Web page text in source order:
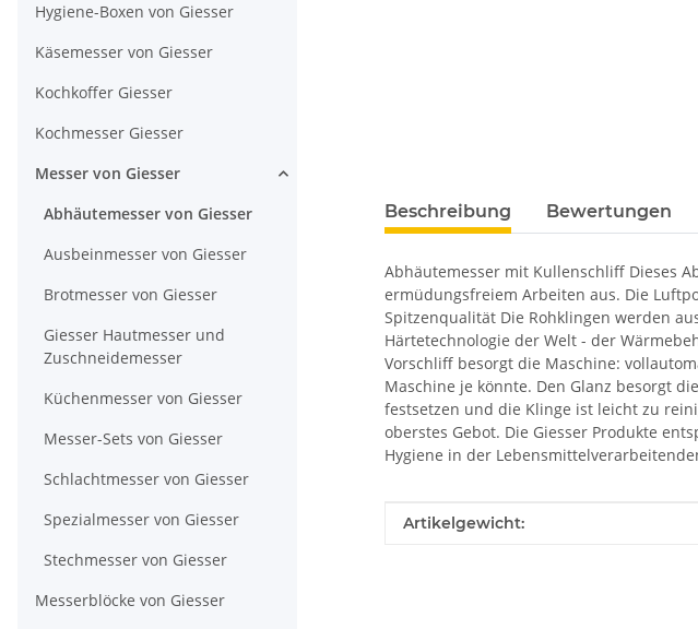
Beschreibung Bewertungen
Abhäutemesser mit Kullenschliff Dieses
ermüdungsfreiem Arbeiten aus. Die
Spitzenqualität Die Rohklingen werden
Härtetechnologie der Welt - der
Vorschliff besorgt die Maschine:
Maschine je könnte. Den Glanz besorgt
festsetzen und die Klinge ist leicht zu
oberstes Gebot. Die Giesser Produkte
Hygiene in der
Produkteigenschaft
Wert
Artikelgewicht:
Hygiene-Boxen von Giesser
Käsemesser von Giesser
Kochkoffer Giesser
Kochmesser Giesser
Messer von Giesser
Abhäutemesser von Giesser
Ausbeinmesser von Giesser
Brotmesser von Giesser
Giesser Hautmesser und
Zuschneidemesser
Küchenmesser von Giesser
Messer-Sets von Giesser
Schlachtmesser von Giesser
Spezialmesser von Giesser
Stechmesser von Giesser
Messerblöcke von Giesser